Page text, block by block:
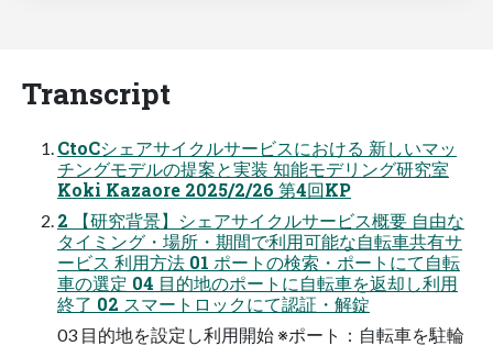
Transcript
CtoCシェアサイクルサービスにおける 新しいマッ
チングモデルの提案と実装 知能モデリング研究室
Koki Kazaore 2025/2/26 第4回KP
2 【研究背景】シェアサイクルサービス概要 自由な
タイミング・場所・期間で利用可能な自転車共有サ
ービス 利用方法 01 ポートの検索・ポートにて自転
車の選定 04 目的地のポートに自転車を返却し利用
終了 02 スマートロックにて認証・解錠
03 目的地を設定し利用開始 ※ポート：自転車を駐輪